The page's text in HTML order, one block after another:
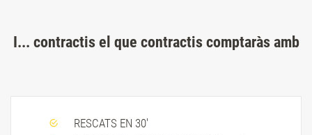
I... contractis el que contractis comptaràs amb
RESCATS EN 30'